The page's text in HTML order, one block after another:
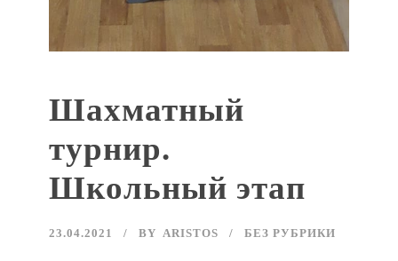
Шахматный
турнир.
Школьный этап
23.04.2021 BY ARISTOS БЕЗ РУБРИКИ